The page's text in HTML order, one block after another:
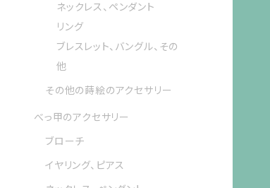
ネックレス、ペンダント
リング
ブレスレット、バングル、その
他
その他の蒔絵のアクセサリー
べっ甲のアクセサリー
ブローチ
イヤリング、ピアス